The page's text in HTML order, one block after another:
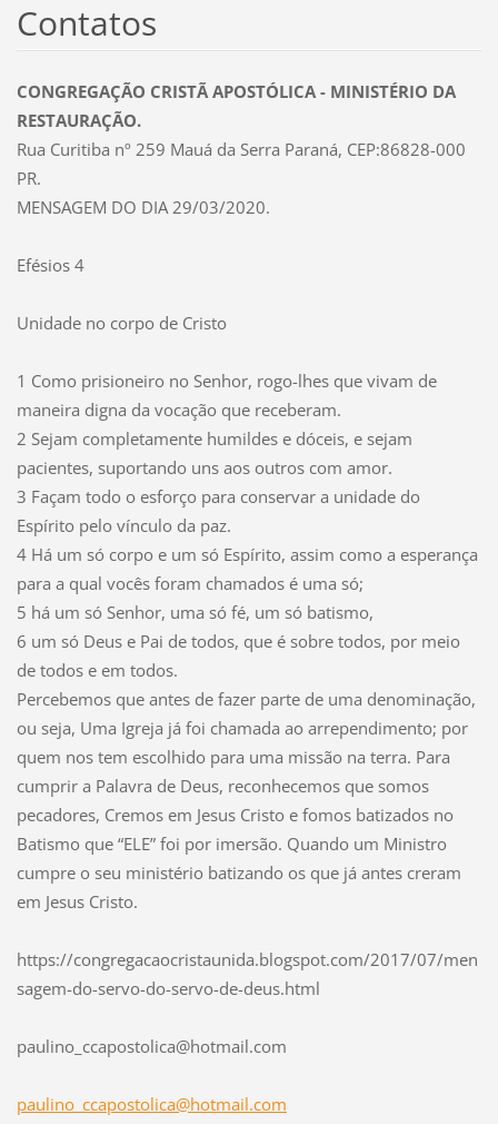
Contatos
CONGREGAÇÃO CRISTÃ APOSTÓLICA - MINISTÉRIO DA
RESTAURAÇÃO.
Rua Curitiba nº 259 Mauá da Serra Paraná, CEP:86828-000
PR.
MENSAGEM DO DIA 29/03/2020.
Efésios 4
Unidade no corpo de Cristo
1 Como prisioneiro no Senhor, rogo-lhes que vivam de
maneira digna da vocação que receberam.
2 Sejam completamente humildes e dóceis, e sejam
pacientes, suportando uns aos outros com amor.
3 Façam todo o esforço para conservar a unidade do
Espírito pelo vínculo da paz.
4 Há um só corpo e um só Espírito, assim como a esperança
para a qual vocês foram chamados é uma só;
5 há um só Senhor, uma só fé, um só batismo,
6 um só Deus e Pai de todos, que é sobre todos, por meio
de todos e em todos.
Percebemos que antes de fazer parte de uma denominação,
ou seja, Uma Igreja já foi chamada ao arrependimento; por
quem nos tem escolhido para uma missão na terra. Para
cumprir a Palavra de Deus, reconhecemos que somos
pecadores, Cremos em Jesus Cristo e fomos batizados no
Batismo que “ELE” foi por imersão. Quando um Ministro
cumpre o seu ministério batizando os que já antes creram
em Jesus Cristo.
https://congregacaocristaunida.blogspot.com/2017/07/men
sagem-do-servo-do-servo-de-deus.html
paulino_ ccapostolica@hotmail.com
paulino_ccapostolica@hotmail.com